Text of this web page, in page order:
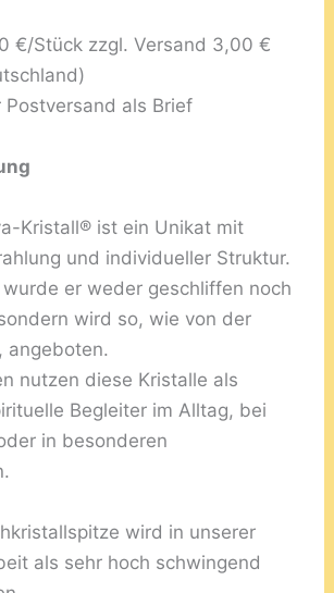
€/Stück zzgl. Versand 3,00 €
Postversand als Brief
Kristall® ist ein Unikat mit
und individueller Struktur.
er weder geschliffen noch
wird so, wie von der
angeboten.
nutzen diese Kristalle als
Begleiter im Alltag, bei
in besonderen
wird in unserer
als sehr hoch schwingend